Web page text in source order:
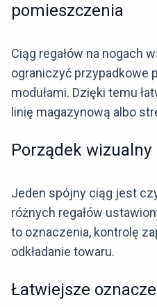
pomieszczenia
Ciąg regałów na nogach
ograniczyć przypadkowe
modułami. Dzięki temu
linię magazynową albo
Porządek
Jeden spójny ciąg jest
różnych regałów
to oznaczenia, kontrolę
odkładanie towaru.
Łatwiejsze